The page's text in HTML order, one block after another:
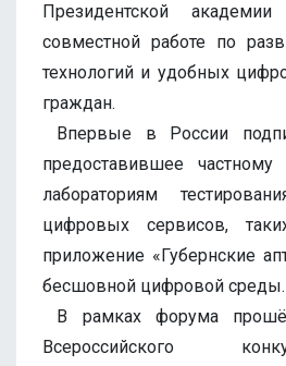
Президентской
совместной работе по
технологий и удобных
граждан.
Впервые в России
предоставившее
лабораториям
цифровых сервисов,
приложение «Губернские
бесшовной цифровой среды.
В рамках форума
Всероссийского